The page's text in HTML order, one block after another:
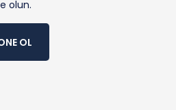
olun.
OL